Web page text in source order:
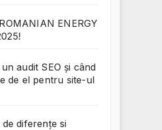
ENERGY
audit SEO și când
de el pentru site-ul
diferențe si